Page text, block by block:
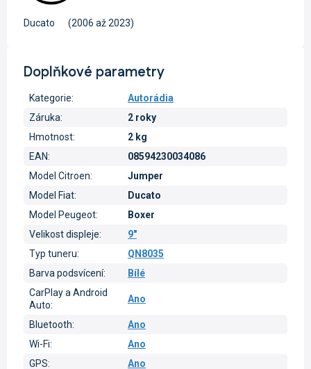
Ducato (2006 až 2023)
Doplňkové parametry
Kategorie:
Autorádia
Záruka:
2 roky
Hmotnost:
2 kg
EAN:
08594230034086
Model Citroen:
Jumper
Model Fiat:
Ducato
Model Peugeot:
Boxer
Velikost displeje:
9"
Typ tuneru:
QN8035
Barva podsvícení:
Bílé
CarPlay a Android
Auto:
Ano
Bluetooth:
Ano
Wi-Fi:
Ano
GPS:
Ano